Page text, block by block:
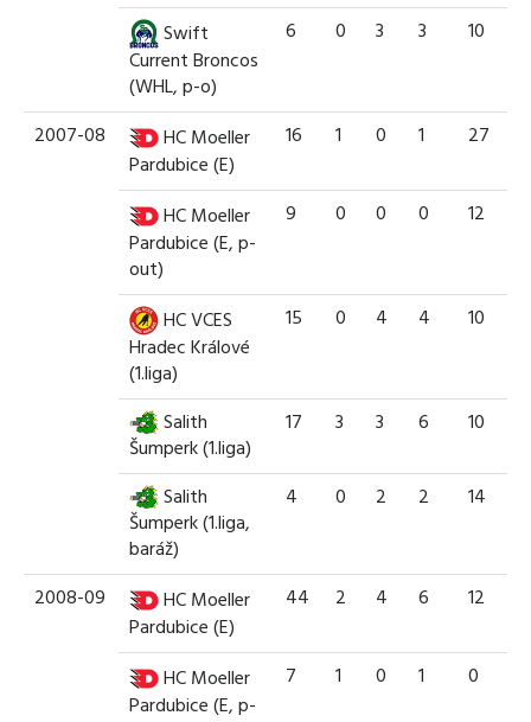
Swift
Current Broncos
(WHL, p-o)
6 0 3 3 10
2007-08
HC Moeller
Pardubice (E)
16 1 0 1 27
HC Moeller
Pardubice (E, p-
out)
9 0 0 0 12
HC VCES
Hradec Králové
(1.liga)
15 0 4 4 10
Salith
Šumperk (1.liga)
17 3 3 6 10
Salith
Šumperk (1.liga,
baráž)
4 0 2 2 14
2008-09
HC Moeller
Pardubice (E)
44 2 4 6 12
HC Moeller
Pardubice (E, p-
7 1 0 1 0